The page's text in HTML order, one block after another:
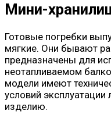
Мини-
Готовые погребки
мягкие. Они бывают
предназначены для
неотапливаемом
модели имеют
условий эксплуатации
изделию.